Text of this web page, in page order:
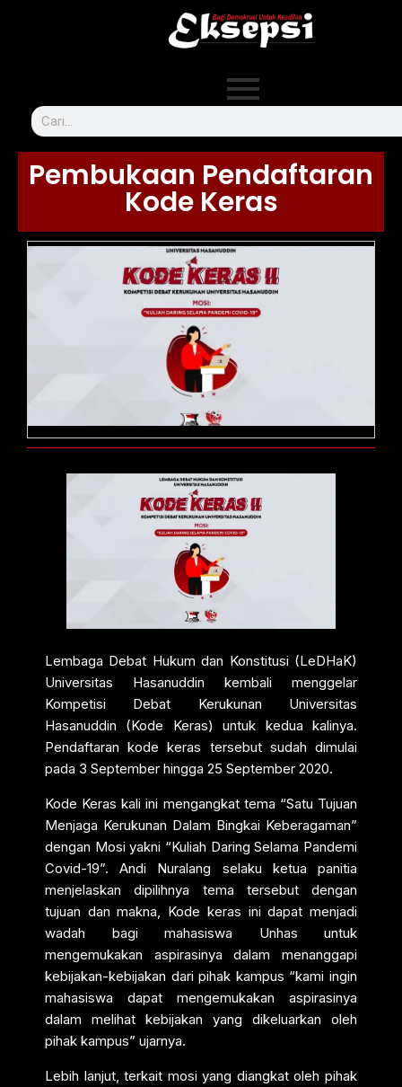
Pembukaan Pendaftaran
Kode Keras
Lembaga Debat Hukum dan Konstitusi (LeDHaK)
Universitas Hasanuddin kembali menggelar
Kompetisi Debat Kerukunan Universitas
Hasanuddin (Kode Keras) untuk kedua kalinya.
Pendaftaran kode keras tersebut sudah dimulai
pada 3 September hingga 25 September 2020.
Kode Keras kali ini mengangkat tema “Satu Tujuan
Menjaga Kerukunan Dalam Bingkai Keberagaman”
dengan Mosi yakni “Kuliah Daring Selama Pandemi
Covid-19”. Andi Nuralang selaku ketua panitia
menjelaskan dipilihnya tema tersebut dengan
tujuan dan makna, Kode keras ini dapat menjadi
wadah bagi mahasiswa Unhas untuk
mengemukakan aspirasinya dalam menanggapi
kebijakan-kebijakan dari pihak kampus “kami ingin
mahasiswa dapat mengemukakan aspirasinya
dalam melihat kebijakan yang dikeluarkan oleh
pihak kampus” ujarnya.
Lebih lanjut, terkait mosi yang diangkat oleh pihak